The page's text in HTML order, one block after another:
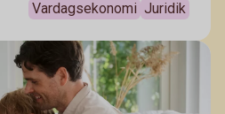
Vardagsekonomi Juridik